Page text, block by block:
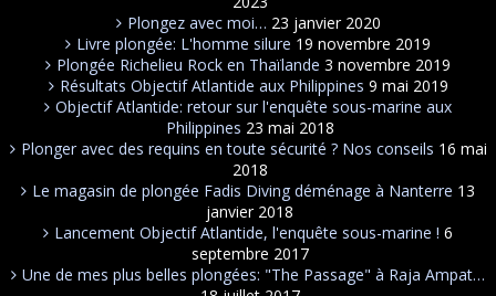
Plongez avec moi… 23 janvier 2020
Livre plongée: L'homme silure 19 novembre 2019
Plongée Richelieu Rock en Thaïlande 3 novembre 2019
Résultats Objectif Atlantide aux Philippines 9 mai 2019
Objectif Atlantide: retour sur l'enquête sous-marine aux
Philippines 23 mai 2018
Plonger avec des requins en toute sécurité ? Nos conseils 16 mai
2018
Le magasin de plongée Fadis Diving déménage à Nanterre 13
janvier 2018
Lancement Objectif Atlantide, l'enquête sous-marine ! 6
septembre 2017
Une de mes plus belles plongées: "The Passage" à Raja Ampat…